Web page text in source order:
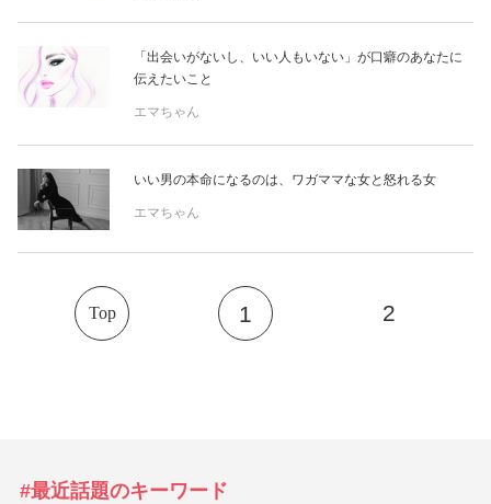
性と愛
ゲーム
「出会いがないし、いい人もいない」が口癖のあなたに
伝えたいこと
エマちゃん
いい男の本命になるのは、ワガママな女と怒れる女
エマちゃん
Top 1 2
#最近話題のキーワード